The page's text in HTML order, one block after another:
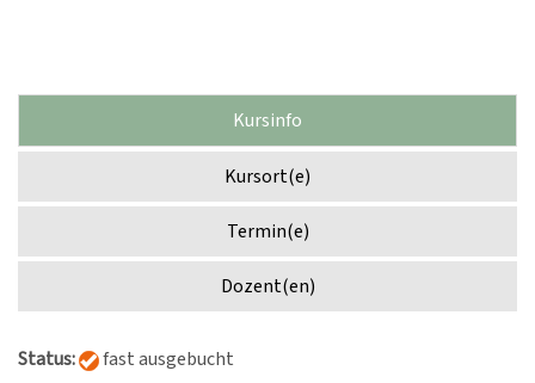
Kursinfo
Kursort(e)
Termin(e)
Dozent(en)
Status:
fast ausgebucht